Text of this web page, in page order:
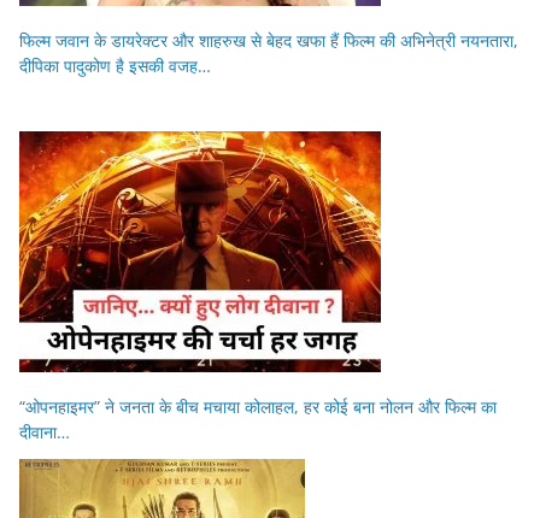
फिल्म जवान के डायरेक्टर और शाहरुख से बेहद खफा हैं फिल्म की अभिनेत्री नयनतारा,
दीपिका पादुकोण है इसकी वजह…
“ओपनहाइमर” ने जनता के बीच मचाया कोलाहल, हर कोई बना नोलन और फिल्म का
दीवाना…